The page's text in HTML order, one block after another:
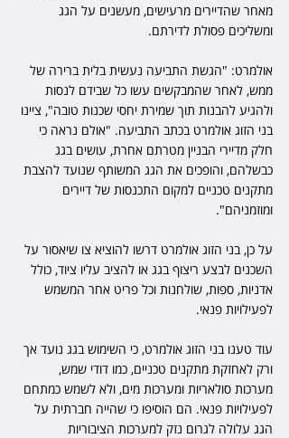
מאחר שהדיירים מרעישים, מעשנים על הגג
ומשליכים פסולת לדירתם.
אולמרט: "הגשת התביעה נעשית בלית ברירה של
ממש, לאחר שהמבקשים עשו כל שבידם לנסות
ולהגיע להבנות תוך שמירת יחסי שכנות טובה", ציינו
בני הזוג אולמרט בכתב התביעה. "אולם נראה כי
חלק מדיירי הבניין מטרתם אחרת, עושים בגג
כבשלהם, והופכים את הגג המשותף שנועד להצבת
מתקנים טכניים למקום התכנסות של דיירים
ומוזמניהם".
על כן, בני הזוג אולמרט דרשו להוציא צו שיאסור על
השכנים לבצע ריצוף בגג או להציב עליו ציוד, כולל
אדניות, ספות, שולחנות וכל פריט אחר המשמש
לפעילויות פנאי.
עוד טענו בני הזוג אולמרט, כי השימוש בגג נועד אך
ורק לאחזקת מתקנים טכניים, כמו דודי שמש,
מערכות סולאריות ומערכות מים, ולא לשמש כמתחם
לפעילויות פנאי. הם הוסיפו כי שהייה חברתית על
הגג עלולה לגרום נזק למערכות הציבוריות